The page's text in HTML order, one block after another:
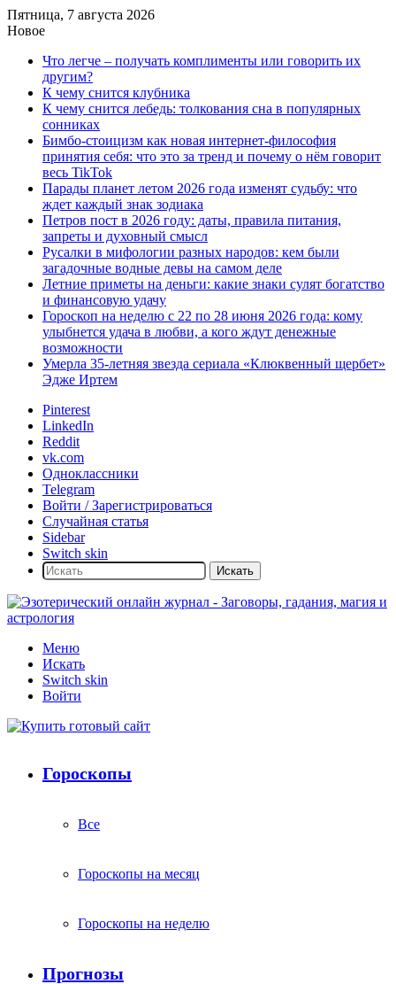
Пятница, 7 августа 2026
Новое
Что легче – получать комплименты или говорить их
другим?
К чему снится клубника
К чему снится лебедь: толкования сна в популярных
сонниках
Бимбо-стоицизм как новая интернет-философия
принятия себя: что это за тренд и почему о нём говорит
весь TikTok
Парады планет летом 2026 года изменят судьбу: что
ждет каждый знак зодиака
Петров пост в 2026 году: даты, правила питания,
запреты и духовный смысл
Русалки в мифологии разных народов: кем были
загадочные водные девы на самом деле
Летние приметы на деньги: какие знаки сулят богатство
и финансовую удачу
Гороскоп на неделю с 22 по 28 июня 2026 года: кому
улыбнется удача в любви, а кого ждут денежные
возможности
Умерла 35-летняя звезда сериала «Клюквенный щербет»
Эдже Иртем
Pinterest
LinkedIn
Reddit
vk.com
Одноклассники
Telegram
Войти / Зарегистрироваться
Случайная статья
Sidebar
Switch skin
Искать
Меню
Искать
Switch skin
Войти
Гороскопы
Все
Гороскопы на месяц
Гороскопы на неделю
Прогнозы